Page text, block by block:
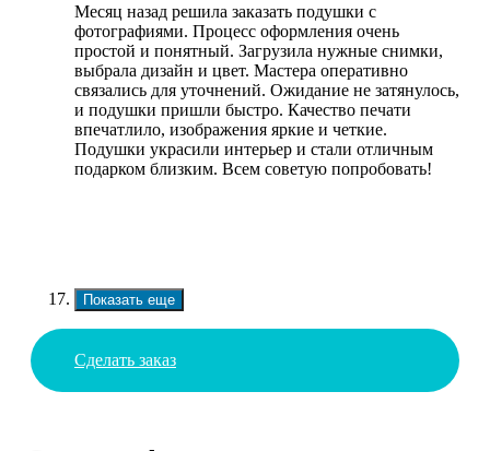
Месяц назад решила заказать подушки с
фотографиями. Процесс оформления очень
простой и понятный. Загрузила нужные снимки,
выбрала дизайн и цвет. Мастера оперативно
связались для уточнений. Ожидание не затянулось,
и подушки пришли быстро. Качество печати
впечатлило, изображения яркие и четкие.
Подушки украсили интерьер и стали отличным
подарком близким. Всем советую попробовать!
Показать еще
Сделать заказ